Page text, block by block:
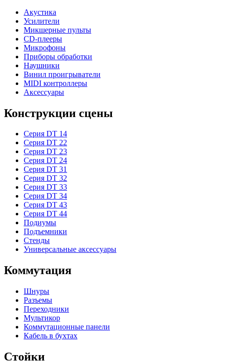
Акустика
Усилители
Микшерные пульты
CD-плееры
Микрофоны
Приборы обработки
Наушники
Винил проигрыватели
MIDI контроллеры
Аксессуары
Конструкции сцены
Серия DT 14
Серия DT 22
Серия DT 23
Серия DT 24
Серия DT 31
Серия DT 32
Серия DT 33
Серия DT 34
Серия DT 43
Серия DT 44
Подиумы
Подъемники
Стенды
Универсальные аксессуары
Коммутация
Шнуры
Разъемы
Переходники
Мультикор
Коммутационные панели
Кабель в бухтах
Стойки